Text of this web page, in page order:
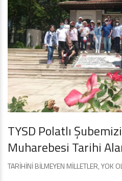
TYSD Polatlı
Muharebesi Tarihi
TARİHİNİ BİLMEYEN MİLLETLER, YOK